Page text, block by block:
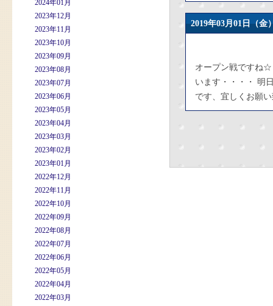
2024年01月
2023年12月
2023年11月
2023年10月
2023年09月
2023年08月
2023年07月
2023年06月
2023年05月
2023年04月
2023年03月
2023年02月
2023年01月
2022年12月
2022年11月
2022年10月
2022年09月
2022年08月
2022年07月
2022年06月
2022年05月
2022年04月
2022年03月
2019年03月01日
オープン戦ですね☆
います・・・・ 明
です、宜しくお願い